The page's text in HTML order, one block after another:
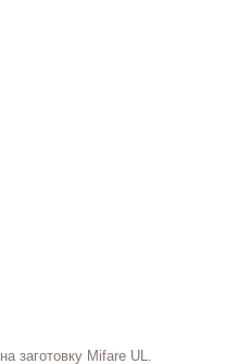
заготовку Mifare UL.